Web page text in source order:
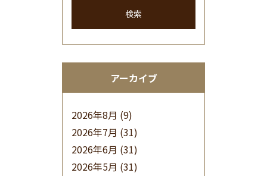
検索
アーカイブ
2026年8月 (9)
2026年7月 (31)
2026年6月 (31)
2026年5月 (31)